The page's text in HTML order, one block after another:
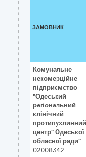
ЗАМОВНИК
Комунальне
некомерційне
підприємство
"Одеський
регіональний
клінічний
протипухлинний
центр" Одеської
обласної ради"
02008342